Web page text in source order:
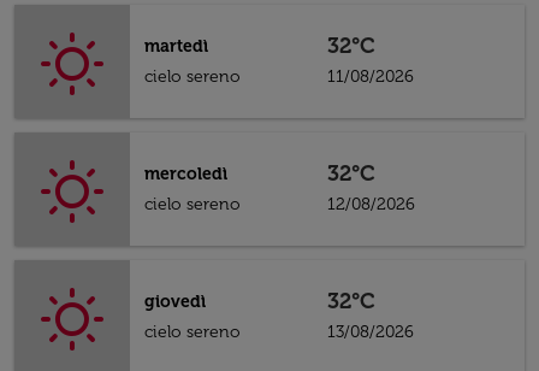
martedì
cielo sereno
32°C
11/08/2026
mercoledì
cielo sereno
32°C
12/08/2026
giovedì
cielo sereno
32°C
13/08/2026